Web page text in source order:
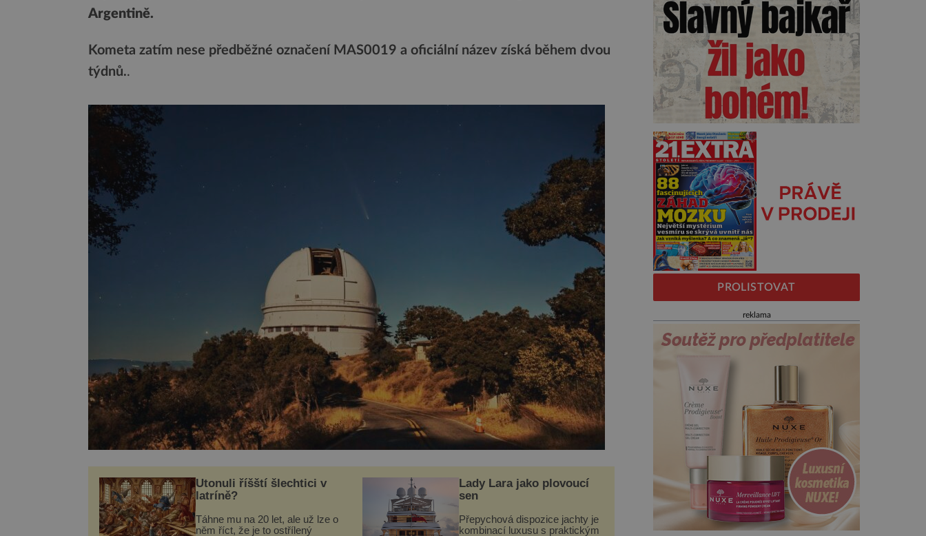
Argentině.
Kometa zatím nese předběžné označení MAS0019 a oficiální název získá během dvou
týdnů..
Utonuli říšští šlechtici v
latríně?
Táhne mu na 20 let, ale už lze o
něm říct, že je to ostřílený
Lady Lara jako plovoucí
sen
Přepychová dispozice jachty je
kombinací luxusu s praktickým
PROLISTOVAT
reklama